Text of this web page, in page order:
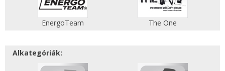
EnergoTeam The One
Alkategóriák: